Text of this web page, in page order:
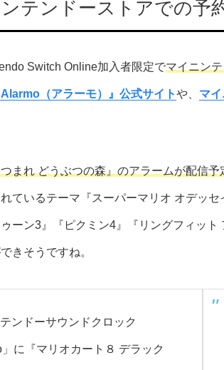
テンドーストアでの予
Switch Online加入者限定でマイニン
Alarmo（アラーモ）』公式サイトや、 マ
つまれ どうぶつの森』のアラームが配信予
ているテーマ『スーパーマリオ オデッセ
ゥーン3』『ピクミン4』『リングフィッ
きそうですね。
テンドーサウンドクロック
に『マリオカート８ デラック